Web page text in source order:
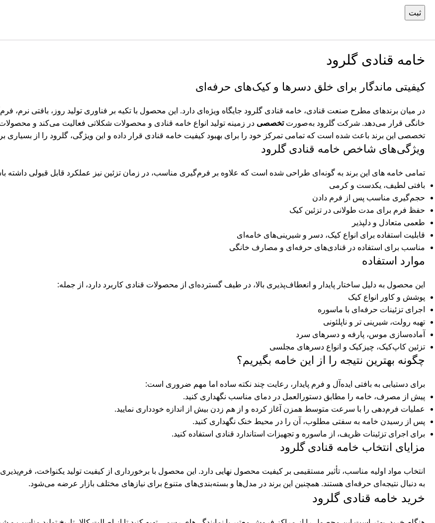
خامه قنادی گلرود
کیفیتی ماندگار برای خلق دسرها و کیک‌های حرفه‌ای
در میان برندهای مطرح صنعت قنادی، خامه قنادی گلرود جایگاه ویژه‌ای دارد. این محصول با تکیه بر فناوری تولید روز، بافتی نرم،
خانگی قرار می‌دهد. شرکت گلرود به‌صورتتخصصی در زمینه تولید انواع خامه قنادی و محصولات شکلاتی فعالیت می‌کند و
تخصصی این برند باعث شده است که تمامی تمرکز خود را برای بهبود کیفیت خامه قنادی قرار داده و این ویژگی، گلرود را از بسیاری
ویژگی‌های شاخص خامه قنادی گلرود
تمامی خامه های این برند به گونه‌ای طراحی شده است که علاوه بر فرم‌گیری مناسب، در زمان تزئین نیز عملکرد قابل قبولی داشته
بافتی لطیف، یکدست و کرمی
حجم‌گیری مناسب پس از فرم دادن
حفظ فرم برای مدت طولانی در تزئین کیک
طعمی متعادل و دلپذیر
قابلیت استفاده برای انواع کیک، دسر و شیرینی‌های خامه‌ای
مناسب برای استفاده در قنادی‌های حرفه‌ای و مصارف خانگی
موارد استفاده
این محصول به دلیل ساختار پایدار و انعطاف‌پذیری بالا، در طیف گسترده‌ای از محصولات قنادی کاربرد دارد، از جمله:
پوشش و کاور انواع کیک
اجرای تزئینات حرفه‌ای با ماسوره
تهیه رولت، شیرینی تر و ناپلئونی
آماده‌سازی موس، پارفه و دسرهای سرد
تزئین کاپ‌کیک، چیزکیک و انواع دسرهای مجلسی
چگونه بهترین نتیجه را از این خامه بگیریم؟
برای دستیابی به بافتی ایده‌آل و فرم پایدار، رعایت چند نکته ساده اما مهم ضروری است:
پیش از مصرف، خامه را مطابق دستورالعمل در دمای مناسب نگهداری کنید.
عملیات فرم‌دهی را با سرعت متوسط همزن آغاز کرده و از هم زدن بیش از اندازه خودداری نمایید.
پس از رسیدن خامه به سفتی مطلوب، آن را در محیط خنک نگهداری کنید.
برای اجرای تزئینات ظریف، از ماسوره و تجهیزات استاندارد قنادی استفاده کنید.
مزایای انتخاب خامه قنادی گلرود
انتخاب مواد اولیه مناسب، تأثیر مستقیمی بر کیفیت محصول نهایی دارد. این محصول با برخورداری از کیفیت تولید یکنواخت،
به دنبال نتیجه‌ای حرفه‌ای هستند. همچنین این برند در مدل‌ها و بسته‌بندی‌های متنوع برای نیازهای مختلف بازار عرضه می‌شود.
خرید خامه قنادی گلرود